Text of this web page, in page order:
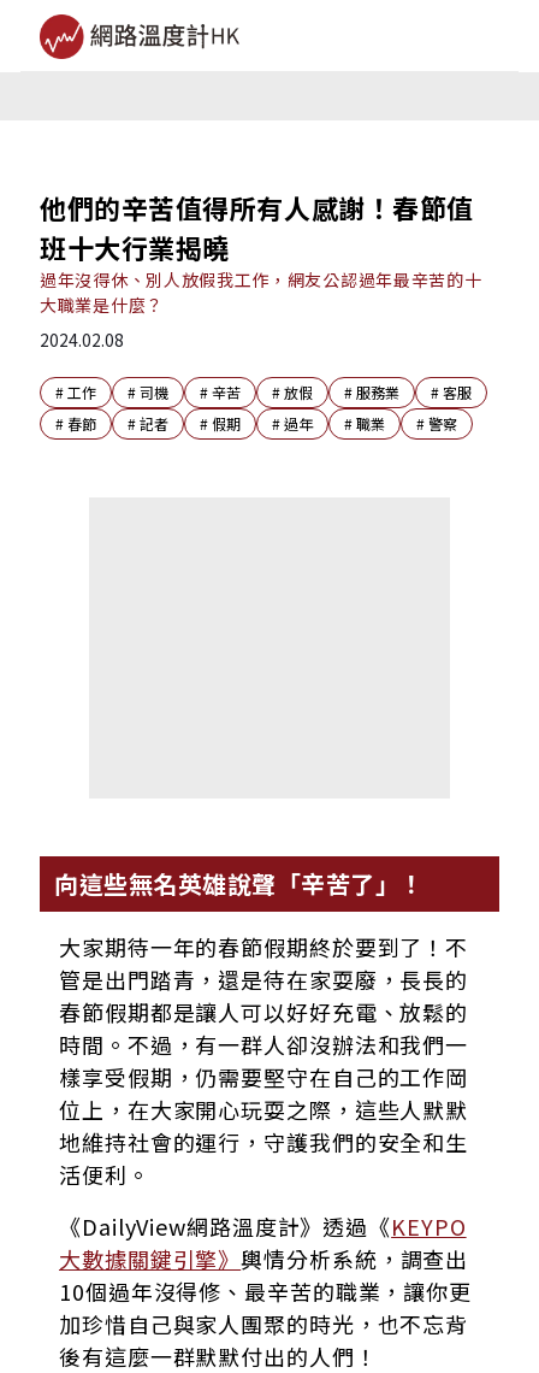
他們的辛苦值得所有人感謝！春節值
班十大行業揭曉
過年沒得休、別人放假我工作，網友公認過年最辛苦的十
大職業是什麼？
2024.02.08
#工作 #司機 #辛苦 #放假 #服務業 #客服
# 春節 #記者 #假期 #過年 #職業 #警察
向這些無名英雄說聲「辛苦了」！
大家期待一年的春節假期終於要到了！不
管是出門踏青，還是待在家耍廢，長長的
春節假期都是讓人可以好好充電、放鬆的
時間。不過，有一群人卻沒辦法和我們一
樣享受假期，仍需要堅守在自己的工作岡
位上，在大家開心玩耍之際，這些人默默
地維持社會的運行，守護我們的安全和生
活便利。
《DailyView網路溫度計》透過《KEYPO
大數據關鍵引擎》輿情分析系統，調查出
10個過年沒得修、最辛苦的職業，讓你更
加珍惜自己與家人團聚的時光，也不忘背
後有這麼一群默默付出的人們！